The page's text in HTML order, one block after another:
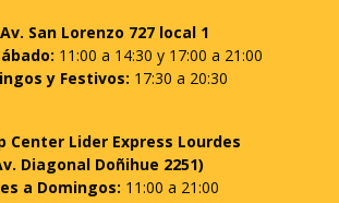
San Lorenzo 727 local 1
11:00 a 14:30 y 17:00 a 21:00
y Festivos: 17:30 a 20:30
Center Lider Express Lourdes
Diagonal Doñihue 2251)
a Domingos: 11:00 a 21:00